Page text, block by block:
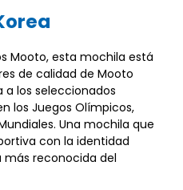
Mooto, esta mochila está
de calidad de Mooto
a los seleccionados
los Juegos Olímpicos,
Una mochila que
con la identidad
reconocida del